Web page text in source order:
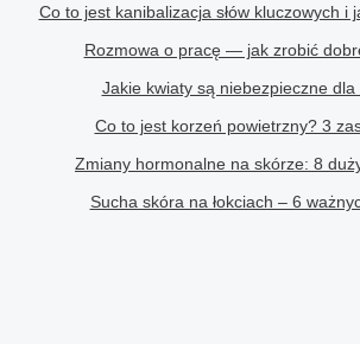
Co to jest kanibalizacja słów kluczowych i
Rozmowa o pracę — jak zrobić
Jakie kwiaty są niebezpieczne dla
Co to jest korzeń powietrzny? 3
Zmiany hormonalne na skórze: 8
Sucha skóra na łokciach – 6